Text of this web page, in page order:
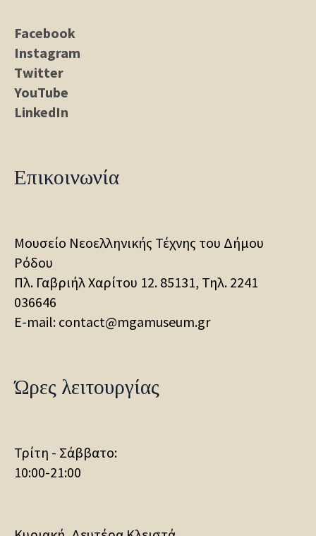
Facebook
Instagram
Twitter
YouTube
LinkedIn
Επικοινωνία
Μουσείο Νεοελληνικής Τέχνης του Δήμου
Ρόδου
Πλ. Γαβριήλ Χαρίτου 12. 85131, Τηλ. 2241
036646
E-mail: contact@mgamuseum.gr
Ώρες λειτουργίας
Τρίτη - Σάββατο:
10:00-21:00